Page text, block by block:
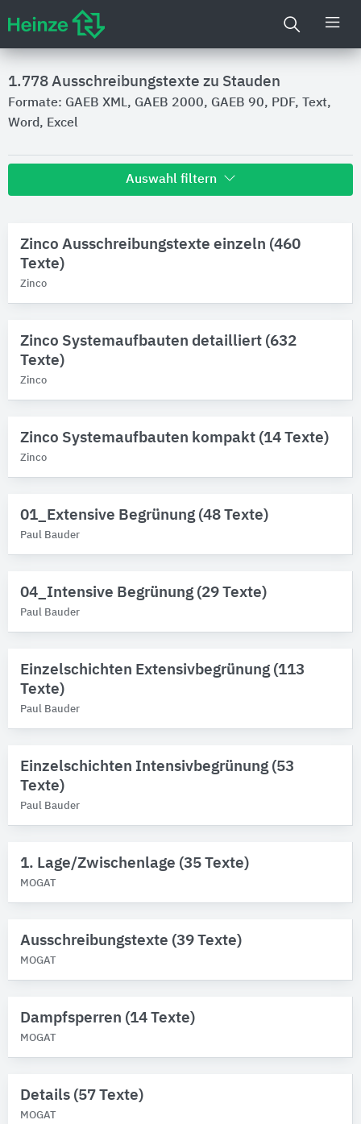
1.778 Ausschreibungstexte zu Stauden
Formate: GAEB XML, GAEB 2000, GAEB 90, PDF, Text,
Word, Excel
Auswahl filtern
MOGAT
Paul Bauder
Zinco
Pflanzen
Außenpflanzen
Zinco Ausschreibungstexte einzeln (460
Texte)
Zinco
Zinco Systemaufbauten detailliert (632
Texte)
Zinco
Zinco Systemaufbauten kompakt (14 Texte)
Zinco
01_Extensive Begrünung (48 Texte)
Paul Bauder
04_Intensive Begrünung (29 Texte)
Paul Bauder
Einzelschichten Extensivbegrünung (113
Texte)
Paul Bauder
Einzelschichten Intensivbegrünung (53
Texte)
Paul Bauder
1. Lage/Zwischenlage (35 Texte)
MOGAT
Ausschreibungstexte (39 Texte)
MOGAT
Dampfsperren (14 Texte)
MOGAT
Details (57 Texte)
MOGAT